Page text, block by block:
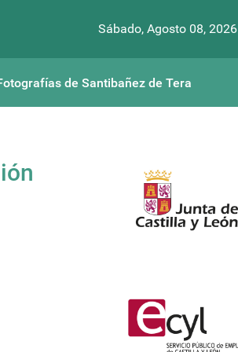
Sábado, Agosto 08, 2026
de Santibañez de Tera